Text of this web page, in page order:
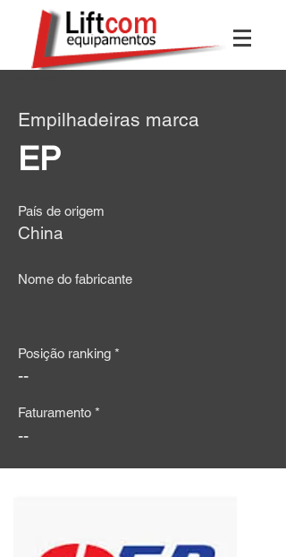
Empilhadeiras marca
EP
País de origem
China
Nome do fabricante
Posição ranking *
--
Faturamento *
--